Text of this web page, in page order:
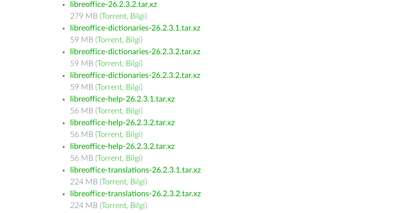
libreoffice-26.2.3.2.tar.xz
279 MB (Torrent, Bilgi)
libreoffice-dictionaries-26.2.3.1.tar.xz
59 MB (Torrent, Bilgi)
libreoffice-dictionaries-26.2.3.2.tar.xz
59 MB (Torrent, Bilgi)
libreoffice-dictionaries-26.2.3.2.tar.xz
59 MB (Torrent, Bilgi)
libreoffice-help-26.2.3.1.tar.xz
56 MB (Torrent, Bilgi)
libreoffice-help-26.2.3.2.tar.xz
56 MB (Torrent, Bilgi)
libreoffice-help-26.2.3.2.tar.xz
56 MB (Torrent, Bilgi)
libreoffice-translations-26.2.3.1.tar.xz
224 MB (Torrent, Bilgi)
libreoffice-translations-26.2.3.2.tar.xz
224 MB (Torrent, Bilgi)